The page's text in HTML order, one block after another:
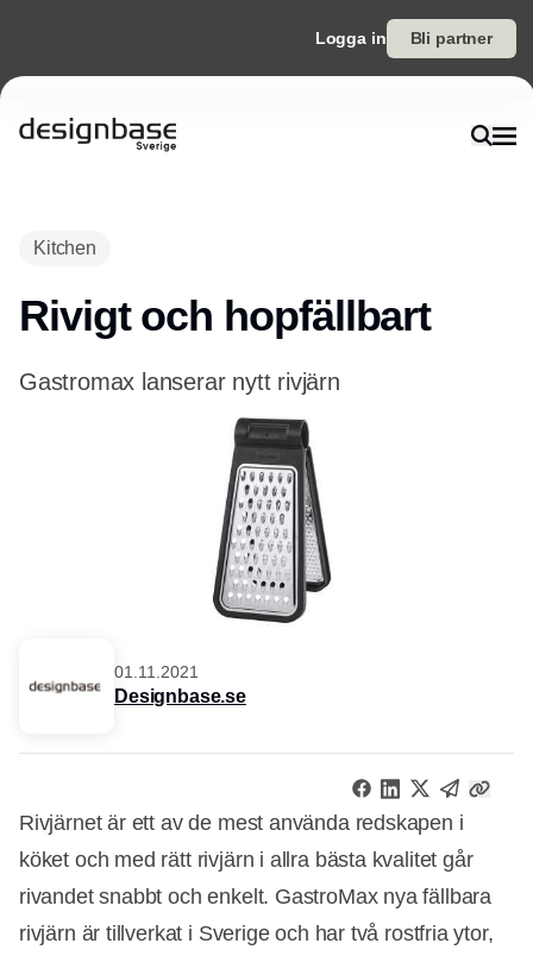
Logga in Bli partner
Kitchen
Rivigt och hopfällbart
Gastromax lanserar nytt rivjärn
01.11.2021
Designbase.se
Rivjärnet är ett av de mest använda redskapen i
köket och med rätt rivjärn i allra bästa kvalitet går
rivandet snabbt och enkelt. GastroMax nya fällbara
rivjärn är tillverkat i Sverige och har två rostfria ytor,